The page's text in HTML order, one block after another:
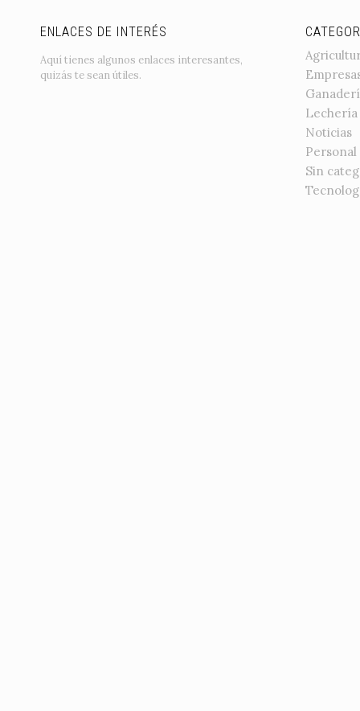
ENLACES DE INTERÉS
Aquí tienes algunos enlaces interesantes,
quizás te sean útiles.
Lechería
Noticias
Personal
Sin